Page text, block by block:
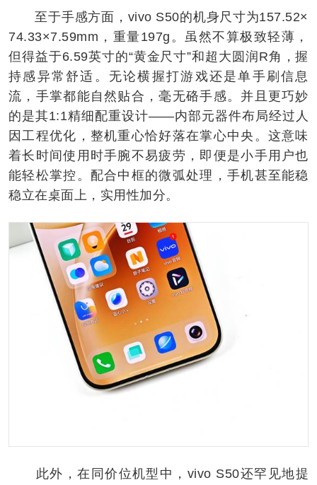
至于手感方面，vivo S50的机身尺寸为157.52×
74.33×7.59mm，重量197g。虽然不算极致轻薄，
但得益于6.59英寸的“黄金尺寸”和超大圆润R角，握
持感异常舒适。无论横握打游戏还是单手刷信息
流，手掌都能自然贴合，毫无硌手感。并且更巧妙
的是其1:1精细配重设计——内部元器件布局经过人
因工程优化，整机重心恰好落在掌心中央。这意味
着长时间使用时手腕不易疲劳，即便是小手用户也
能轻松掌控。配合中框的微弧处理，手机甚至能稳
稳立在桌面上，实用性加分。
此外，在同价位机型中，vivo S50还罕见地提